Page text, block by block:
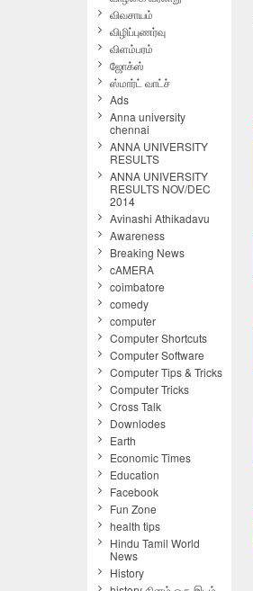
விவசாயம்
விழிப்புணர்வு
விளம்பரம்
ஜோக்ஸ்
ஸ்மார்ட் வாட்ச்
Ads
Anna university
chennai
ANNA UNIVERSITY
RESULTS
ANNA UNIVERSITY
RESULTS NOV/DEC
2014
Avinashi Athikadavu
Awareness
Breaking News
cAMERA
coimbatore
comedy
computer
Computer Shortcuts
Computer Software
Computer Tips & Tricks
Computer Tricks
Cross Talk
Downlodes
Earth
Economic Times
Education
Facebook
Fun Zone
health tips
Hindu Tamil World
News
History